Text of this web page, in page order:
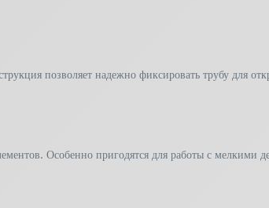
позволяет надежно фиксировать трубу для
Особенно пригодятся для работы с мелкими